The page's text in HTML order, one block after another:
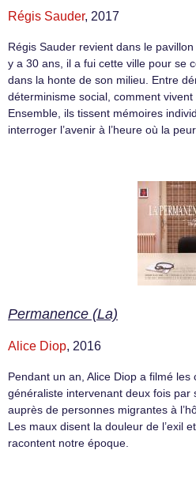
Régis Sauder, 2017
Régis Sauder revient dans le
y a 30 ans, il a fui cette ville pour se
dans la honte de son milieu. Entre
déterminisme social, comment
Ensemble, ils tissent mémoires
interroger l’avenir à l’heure où la
Permanence (La)
Alice Diop, 2016
Pendant un an, Alice Diop a filmé les
généraliste intervenant deux fois par
auprès de personnes migrantes à
Les maux disent la douleur de l’exil
racontent notre époque.